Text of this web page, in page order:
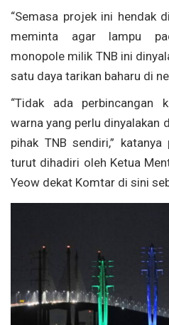
“Semasa projek ini hendak
meminta agar lampu
monopole milik TNB ini
satu daya tarikan baharu di
“Tidak ada perbincangan
warna yang perlu dinyalakan
pihak TNB sendiri,”
turut dihadiri oleh Ketua
Yeow dekat Komtar di sini